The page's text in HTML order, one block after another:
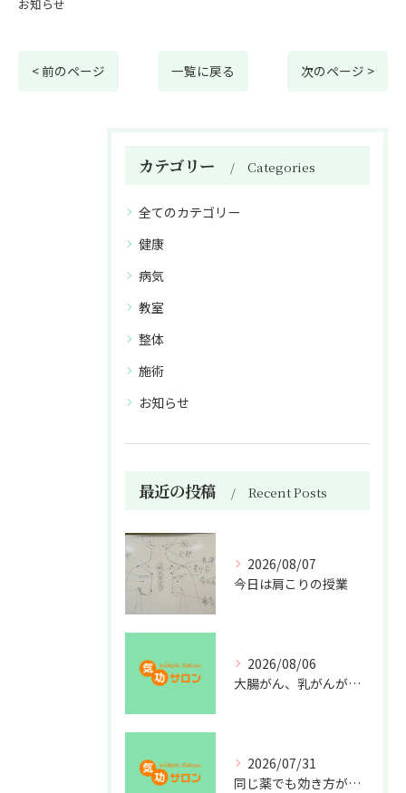
お知らせ
< 前のページ 一覧に戻る 次のページ >
カテゴリー Categories
全てのカテゴリー
健康
病気
教室
整体
施術
お知らせ
最近の投稿 Recent Posts
2026/08/07
今日は肩こりの授業
2026/08/06
大腸がん、乳がんが増えた理由
2026/07/31
同じ薬でも効き方が違う？